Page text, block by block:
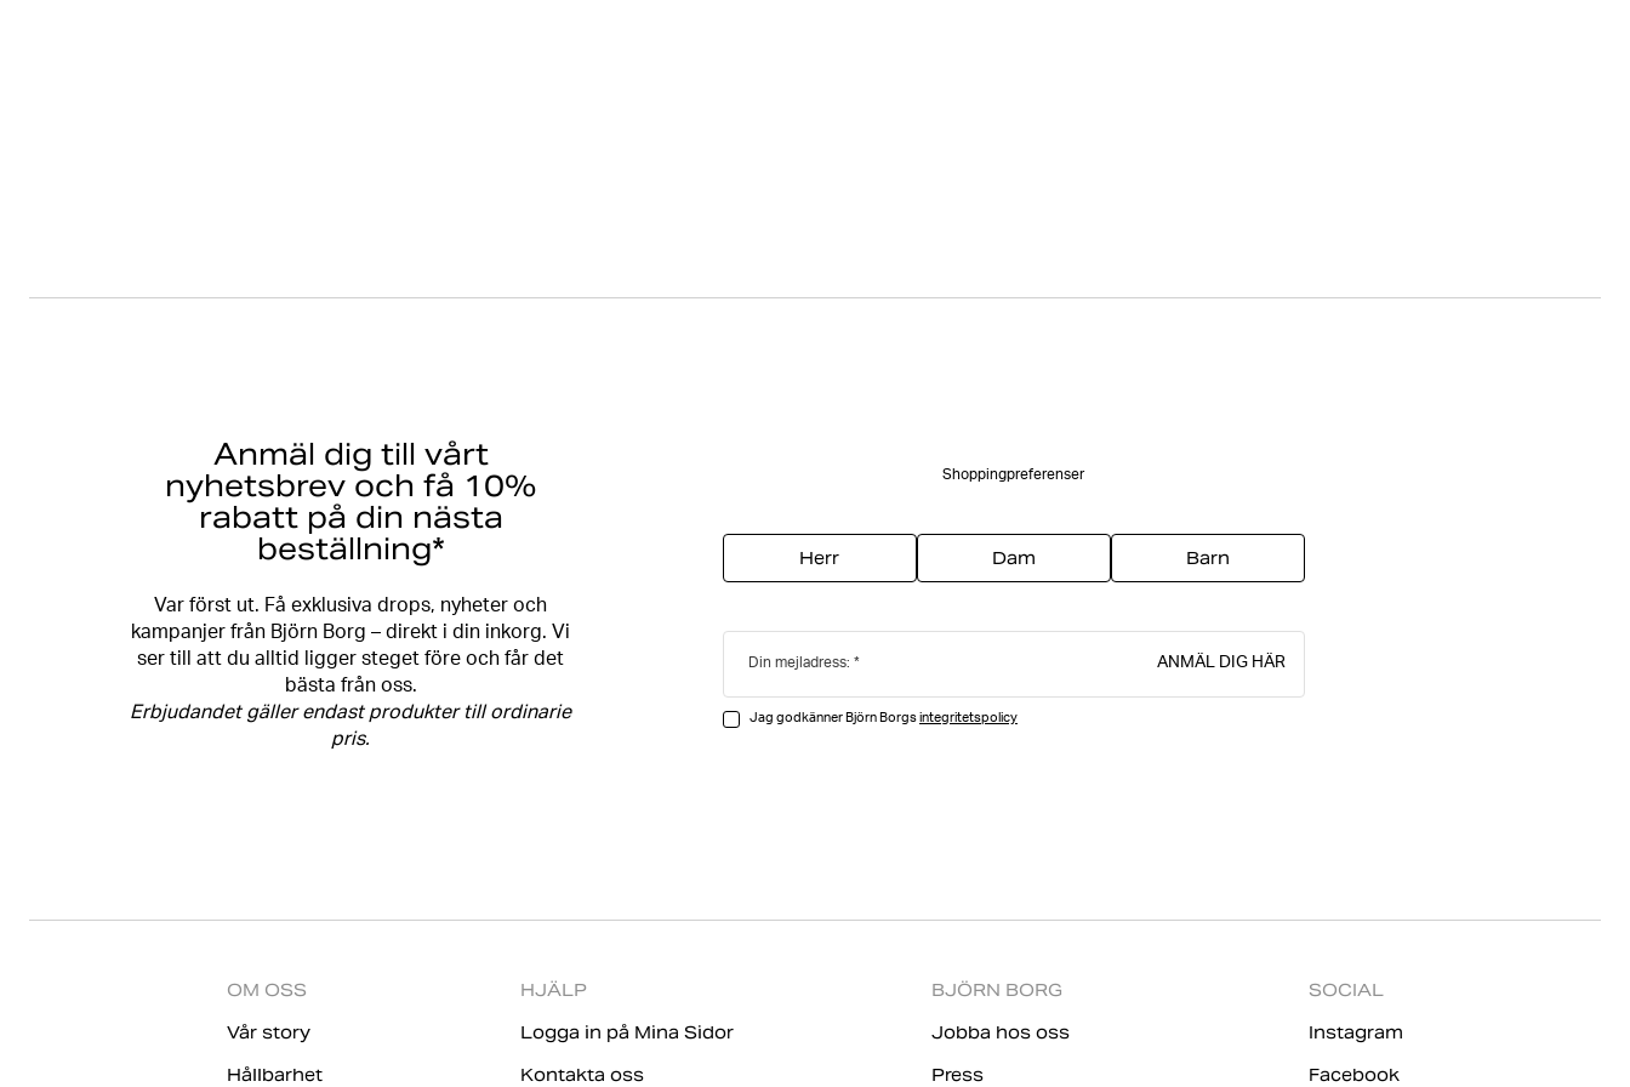
Anmäl dig till vårt
nyhetsbrev och få 10%
rabatt på din nästa
beställning*
Var först ut. Få exklusiva drops, nyheter och
kampanjer från Björn Borg – direkt i din inkorg. Vi
ser till att du alltid ligger steget före och får det
bästa från oss.
Erbjudandet gäller endast produkter till ordinarie
pris.
Shoppingpreferenser
Herr Dam Barn
Din mejladress: ANMÄL DIG HÄR
Jag godkänner Björn Borgsintegritetspolicy
OM OSS
Vår story
Hållbarhet
HJÄLP
Logga in på Mina Sidor
Kontakta oss
BJÖRN BORG
Jobba hos oss
Press
SOCIAL
Instagram
Facebook